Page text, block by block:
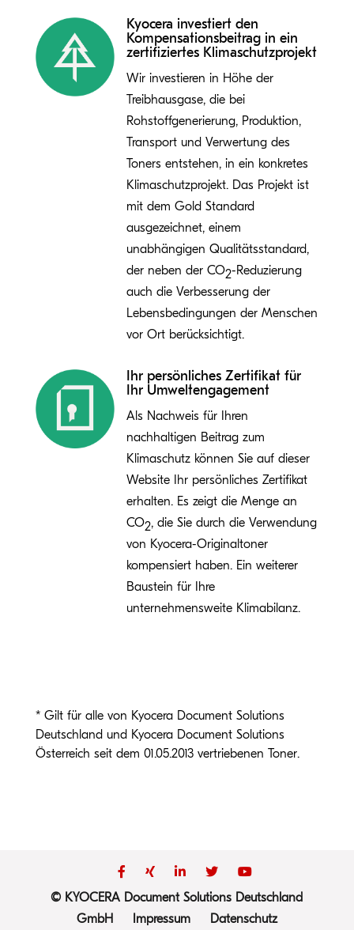
Kyocera investiert den
Kompensationsbeitrag in ein
zertifiziertes Klimaschutzprojekt
Wir investieren in Höhe der
Treibhausgase, die bei
Rohstoffgenerierung, Produktion,
Transport und Verwertung des
Toners entstehen, in ein konkretes
Klimaschutzprojekt. Das Projekt ist
mit dem Gold Standard
ausgezeichnet, einem
unabhängigen Qualitätsstandard,
der neben der CO2-Reduzierung
auch die Verbesserung der
Lebensbedingungen der Menschen
vor Ort berücksichtigt.
Ihr persönliches Zertifikat für
Ihr Umweltengagement
Als Nachweis für Ihren
nachhaltigen Beitrag zum
Klimaschutz können Sie auf dieser
Website Ihr persönliches Zertifikat
erhalten. Es zeigt die Menge an
CO2, die Sie durch die Verwendung
von Kyocera-Originaltoner
kompensiert haben. Ein weiterer
Baustein für Ihre
unternehmensweite Klimabilanz.
* Gilt für alle von Kyocera Document Solutions
Deutschland und Kyocera Document Solutions
Österreich seit dem 01.05.2013 vertriebenen Toner.
© KYOCERA Document Solutions Deutschland
GmbH
Impressum Datenschutz